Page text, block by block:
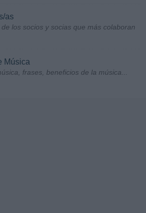
as
los socios y socias que más colaboran
Música
frases, beneficios de la música...